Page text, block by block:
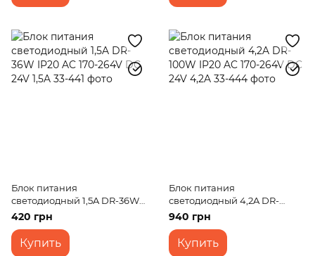
Блок питания
светодиодный 1,5A DR-36W
IP20 AC 170-264V DC 24V 1,5A
420 грн
Купить
Блок питания
светодиодный 4,2A DR-
100W IP20 AC 170-264V DC
24V 4,2A
940 грн
Купить